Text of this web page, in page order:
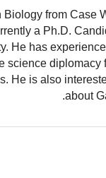
from Case
a Ph.D.
He has
science
He is also
about
.